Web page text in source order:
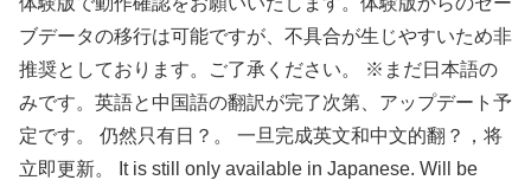
ブデータの移行は可能ですが、不具合が生じやすいため非
推奨としております。ご了承ください。 ※まだ日本語の
みです。英語と中国語の翻訳が完了次第、アップデート予
定です。 仍然只有日？。 一旦完成英文和中文的翻？，将
立即更新。 It is still only available in Japanese. Will be